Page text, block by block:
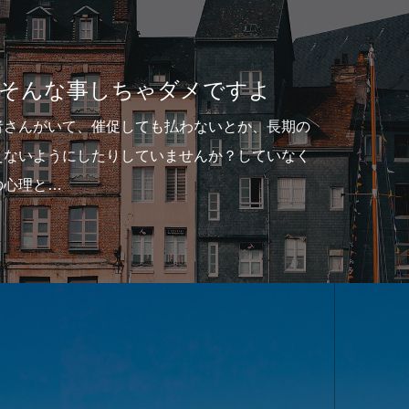
しちゃダメですよ
催促しても払わないとか、長期の
たりしていませんか？していなく